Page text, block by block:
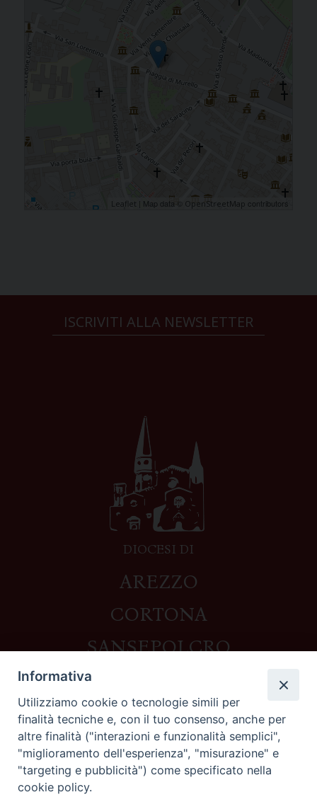
Leaflet | Map data © OpenStreetMap contributors
ISCRIVITI ALLA NEWSLETTER
DIOCESI DI
AREZZO
CORTONA
SANSEPOLCRO
Contatti
Piazza del Duomo,1 - 52100 Arezzo
segreteria@diocesi.arezzo.it
Informativa privacy
Informativa
Utilizziamo cookie o tecnologie simili per
finalità tecniche e, con il tuo consenso, anche per
altre finalità ("interazioni e funzionalità semplici",
"miglioramento dell'esperienza", "misurazione" e
"targeting e pubblicità") come specificato nella
cookie policy.